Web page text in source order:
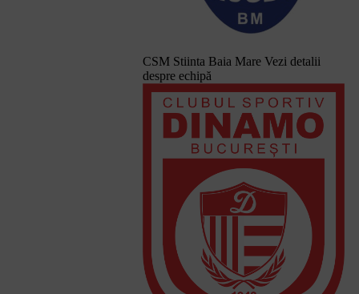
CSM Stiinta Baia Mare Vezi detalii
despre echipă